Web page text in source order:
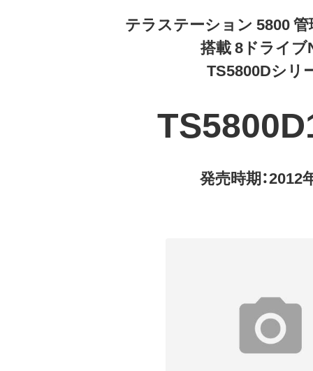
テラステーション 5800 管
搭載 8ドライブ
TS5800Dシリ
発売時期：2012